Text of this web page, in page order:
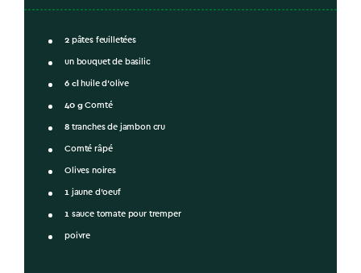
2 pâtes feuilletées
un bouquet de basilic
6cl huile d'olive
40g Comté
8 tranches de jambon cru
Comté râpé
Olives noires
1 jaune d'oeuf
1 sauce tomate pour tremper
poivre